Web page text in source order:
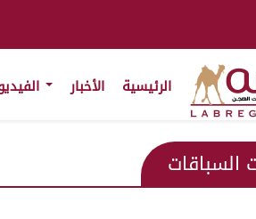
الرئيسية الأخبار
السباقات